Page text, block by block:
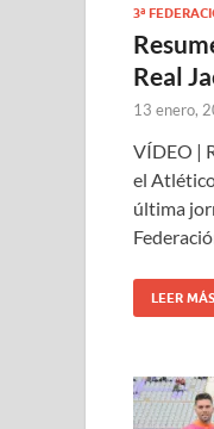
3ª
Real
13 enero,
VÍDEO |
el
última
LEER MÁS